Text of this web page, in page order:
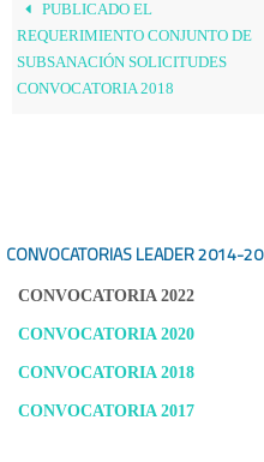
PUBLICADO EL
REQUERIMIENTO CONJUNTO DE
SUBSANACIÓN SOLICITUDES
CONVOCATORIA 2018
CONVOCATORIAS LEADER2014-20
CONVOCATORIA 2022
CONVOCATORIA 2020
CONVOCATORIA 2018
CONVOCATORIA 2017